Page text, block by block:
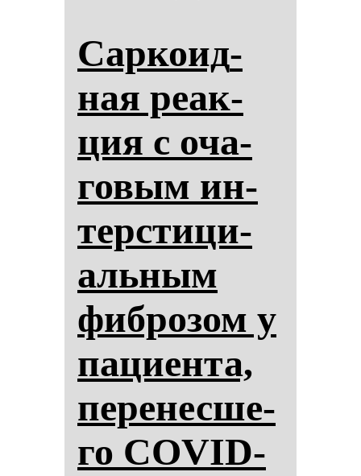
Сар­ко­ид­
ная ре­ак­
ция с оча­
го­вым ин­
тер­сти­ци­
аль­ным
фиб­ро­зом у
па­ци­ен­та,
пе­ре­нес­ше­
го COVID-